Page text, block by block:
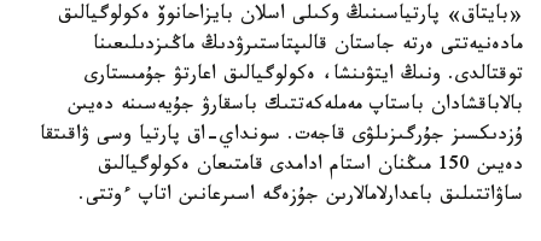
«بايتاق» پارتياسىنىڭ وكىلى اسلان بايزاحانوۆ ەكولوگيالىق
مادەنيەتتى ەرتە جاستان قالىپتاستىرۋدىڭ ماڭىزدىلىعىنا
توقتالدى. ونىڭ ايتۋىنشا، ەكولوگيالىق اعارتۋ جۇمىستارى
بالاباقشادان باستاپ مەملەكەتتىك باسقارۋ جۇيەسىنە دەيىن
ۇزدىكسىز جۇرگىزىلۋى قاجەت. سونداي-اق پارتيا وسى ۋاقىتقا
دەيىن 150 مىڭنان استام ادامدى قامتىعان ەكولوگيالىق
ساۋاتتىلىق باعدارلامالارىن جۇزەگە اسىرعانىن اتاپ ءوتتى.